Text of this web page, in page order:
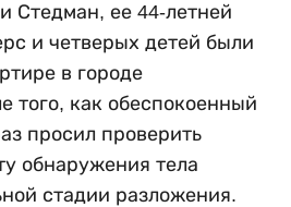
Стедман, ее 44-летней
и четверых детей были
в городе
того, как обеспокоенный
просил проверить
обнаружения тела
стадии разложения.